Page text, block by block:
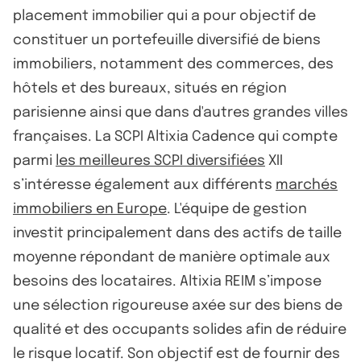
placement immobilier qui a pour objectif de
constituer un portefeuille diversifié de biens
immobiliers, notamment des commerces, des
hôtels et des bureaux, situés en région
parisienne ainsi que dans d'autres grandes villes
françaises. La SCPI Altixia Cadence qui compte
parmi les meilleures SCPI diversifiées XII
s’intéresse également aux différents marchés
immobiliers en Europe. L'équipe de gestion
investit principalement dans des actifs de taille
moyenne répondant de manière optimale aux
besoins des locataires. Altixia REIM s’impose
une sélection rigoureuse axée sur des biens de
qualité et des occupants solides afin de réduire
le risque locatif. Son objectif est de fournir des